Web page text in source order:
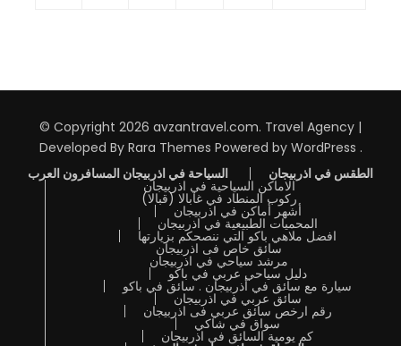
© Copyright 2026 avzantravel.com. Travel Agency |
Developed By Rara Themes Powered by WordPress .
السياحة في اذربيجان المسافرون العرب
الطقس في اذربيجان
الاماكن السياحية في اذربيجان
ركوب المنطاد في غابالا (قبالا)
أشهر أماكن في اذربيجان
المحميات الطبيعية في اذربيجان
افضل ملاهي باكو التي ننصحكم بزيارتها
سائق خاص فى اذربيجان
مرشد سياحي في اذربيجان
دليل سياحي عربي في باكو
سيارة مع سائق في أذربيجان . سائق في باكو
سائق عربي في اذربيجان
رقم ارخص سائق عربي فى اذربيجان
سواق في شاكي
كم يومية السائق في اذربيجان